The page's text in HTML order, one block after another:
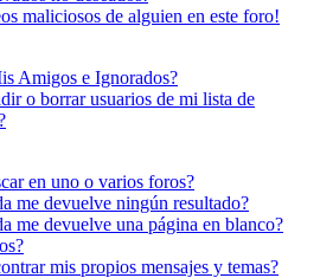
maliciosos de alguien en este foro!
Amigos e Ignorados?
o borrar usuarios de mi lista de
en uno o varios foros?
me devuelve ningún resultado?
me devuelve una página en blanco?
mis propios mensajes y temas?